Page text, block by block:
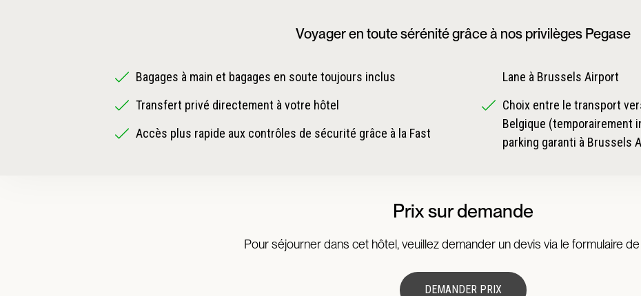
Voyager en toute sérénité grâce à nos privilèges Pegase
Bagages à main et bagages en soute toujours inclus
Transfert privé directement à votre hôtel
Accès plus rapide aux contrôles de sécurité grâce à la Fast
Lane à Brussels Airport
Choix entre le transport
Belgique (temporairement
parking garanti à Brussels
Prix sur demande
Pour séjourner dans cet hôtel, veuillez demander un devis via le formulaire
DEMANDER PRIX